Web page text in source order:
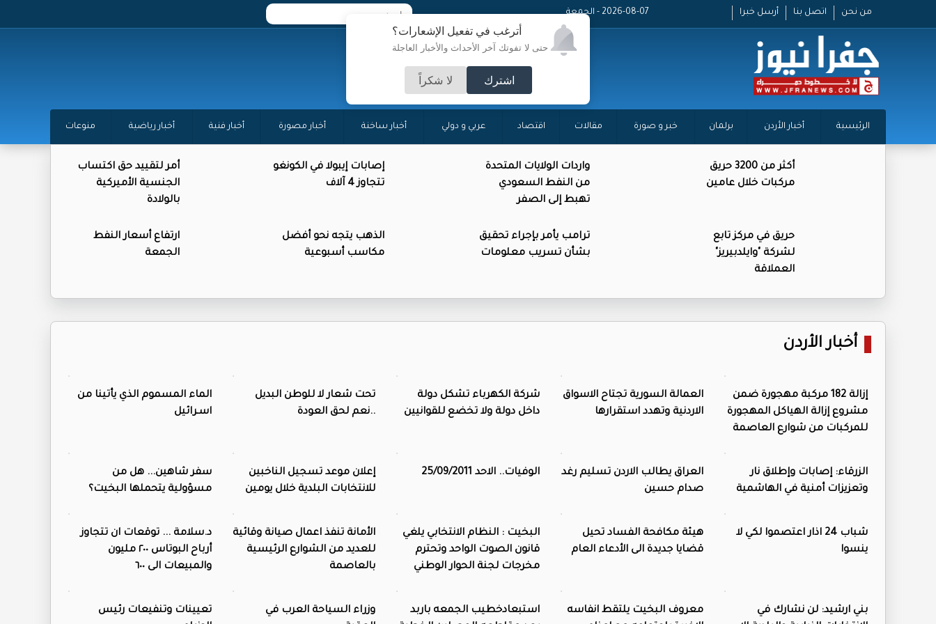
أترغب في تفعيل الإشعارات؟
حتى لا تفوتك آخر الأحداث والأخبار العاجلة
اشترك لا شكراً
من نحن اتصل بنا أرسل خبرا 2026-08-07 - الجمعة
الرئيسية أخبار الأردن برلمان خبر و صورة مقالات اقتصاد عربي و دولي أخبار ساخنة أخبار مصورة أخبار فنية أخبار رياضية منوعات
أكثر من 3200 حريق
مركبات خلال عامين
واردات الولايات المتحدة
من النفط السعودي
تهبط إلى الصفر
إصابات إيبولا في الكونغو
تتجاوز 4 آلاف
أمر لتقييد حق اكتساب
الجنسية الأميركية
بالولادة
حريق في مركز تابع
لشركة "وايلدبيريز"
العملاقة
ترامب يأمر بإجراء تحقيق
بشأن تسريب معلومات
الذهب يتجه نحو أفضل
مكاسب أسبوعية
ارتفاع أسعار النفط
الجمعة
أخبار الأردن
إزالة 182 مركبة مهجورة ضمن
مشروع إزالة الهياكل المهجورة
للمركبات من شوارع العاصمة
العمالة السورية تجتاح الاسواق
الاردنية وتهدد استقرارها
شركة الكهرباء تشكل دولة
داخل دولة ولا تخضع للقوانيين
تحت شعار لا للوطن البديل
..نعم لحق العودة
الماء المسموم الذي يأتينا من
اسـرائيل
الزرقاء: إصابات وإطلاق نار
وتعزيزات أمنية في الهاشمية
العراق يطالب الاردن تسليم رغد
صدام حسين
الوفيات.. الاحد 25/09/2011
إعلان موعد تسجيل الناخبين
للانتخابات البلدية خلال يومين
سفر شاهين... هل من
مسؤولية يتحملها البخيت؟
شباب 24 اذار اعتصموا لكي لا
ينسوا
هيئة مكافحة الفساد تحيل
قضايا جديدة الى الأدعاء العام
البخيت : النظام الانتخابي يلغي
قانون الصوت الواحد وتحترم
مخرجات لجنة الحوار الوطني
الأمانة تنفذ اعمال صيانة وقائية
للعديد من الشوارع الرئيسية
بالعاصمة
د.سلامة ... توقعات ان تتجاوز
أرباح البوتاس ٢٠٠ مليون
والمبيعات الى ٦٠٠
بني ارشيد: لن نشارك في
معروف البخيت يلتقط انفاسه
استبعادخطيب الجمعه باربد
وزراء السياحة العرب في
تعيينات وتنفيعات رئيس